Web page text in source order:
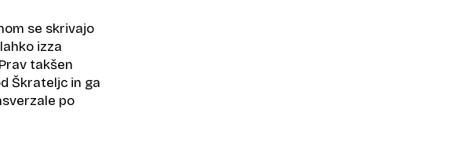
se skrivajo
izza
takšen
Škrateljc in ga
po